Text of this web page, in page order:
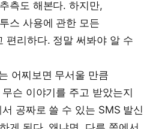
측도 해본다. 하지만,
스 사용에 관한 모든
편리하다. 정말 써봐야 알 수
어찌보면 무서울 만큼
슨 이야기를 주고 받았는지
공짜로 쓸 수 있는 SMS 발신